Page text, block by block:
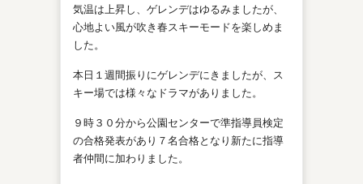
気温は上昇し、ゲレンデはゆるみましたが、
心地よい風が吹き春スキーモードを楽しめま
した。
本日１週間振りにゲレンデにきましたが、ス
キー場では様々なドラマがありました。
９時３０分から公園センターで準指導員検定
の合格発表があり７名合格となり新たに指導
者仲間に加わりました。